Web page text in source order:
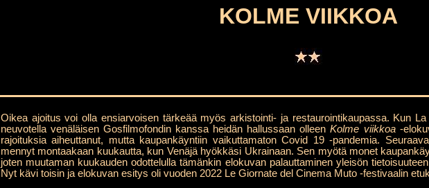
KOLME VIIKKOA
Oikea ajoitus voi olla ensiarvoisen tärkeää myös arkistointi- ja restaurointikaupassa. Kun
neuvotella venäläisen Gosfilmofondin kanssa heidän hallussaan olleenKolme viikkoa-
rajoituksia aiheuttanut, mutta kaupankäyntiin vaikuttamaton Covid 19 -pandemia.
mennyt montaakaan kuukautta, kun Venäjä hyökkäsi Ukrainaan. Sen myötä monet
joten muutaman kuukauden odottelulla tämänkin elokuvan palauttaminen yleisön
Nyt kävi toisin ja elokuvan esitys oli vuoden 2022 Le Giornate del Cinema Muto -festivaalin